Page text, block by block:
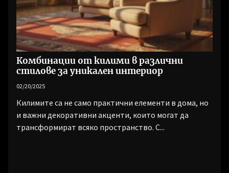
Комбинации от килими в различни
стилове за уникален интериор
02/20/2025
Килимите са не само практични елементи в дома, но
и важни декоративни акценти, които могат да
трансформират всяко пространство. С...